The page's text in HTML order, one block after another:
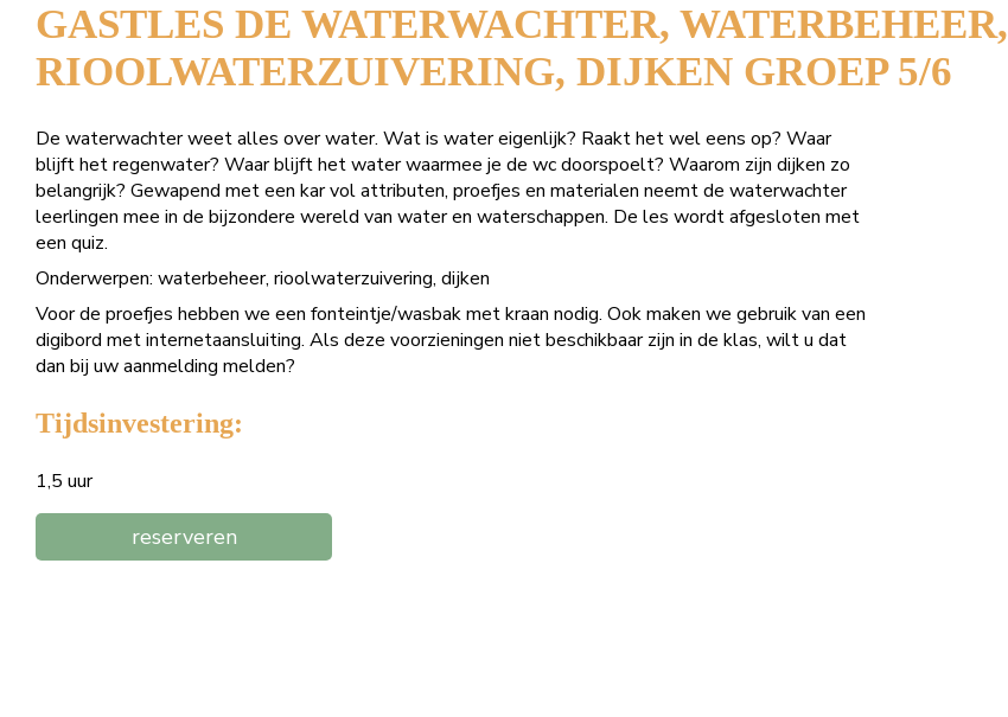
GASTLES DE WATERWACHTER, WATERBEHEER,
RIOOLWATERZUIVERING, DIJKEN GROEP 5/6
De waterwachter weet alles over water. Wat is water eigenlijk? Raakt het wel eens op? Waar
blijft het regenwater? Waar blijft het water waarmee je de wc doorspoelt? Waarom zijn dijken zo
belangrijk? Gewapend met een kar vol attributen, proefjes en materialen neemt de waterwachter
leerlingen mee in de bijzondere wereld van water en waterschappen. De les wordt afgesloten met
een quiz.
Onderwerpen: waterbeheer, rioolwaterzuivering, dijken
Voor de proefjes hebben we een fonteintje/wasbak met kraan nodig. Ook maken we gebruik van een
digibord met internetaansluiting. Als deze voorzieningen niet beschikbaar zijn in de klas, wilt u dat
dan bij uw aanmelding melden?
Tijdsinvestering:
1,5 uur
reserveren